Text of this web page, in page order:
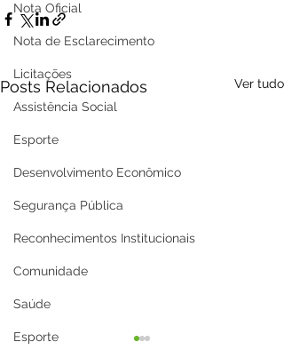
Nota Oficial
Nota de Esclarecimento
Licitações
Assistência Social
Esporte
Desenvolvimento Econômico
Segurança Pública
Reconhecimentos Institucionais
Comunidade
Saúde
Esporte
Posts Relacionados Ver tudo